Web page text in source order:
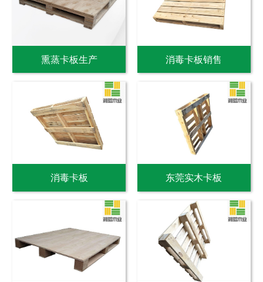
熏蒸卡板生产 消毒卡板销售
消毒卡板 东莞实木卡板